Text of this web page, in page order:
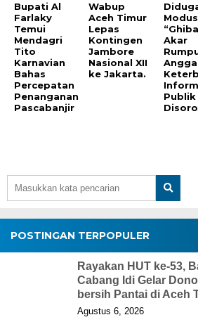
Bupati Al
Farlaky
Temui
Mendagri
Tito
Karnavian
Bahas
Percepatan
Penanganan
Pascabanjir
Wabup
Aceh Timur
Lepas
Kontingen
Jambore
Nasional XII
ke Jakarta.
Modus
Akar
Publik
POSTINGAN TERPOPULER
Rayakan HUT ke-53,
Cabang Idi Gelar
bersih Pantai di Aceh
Agustus 6, 2026